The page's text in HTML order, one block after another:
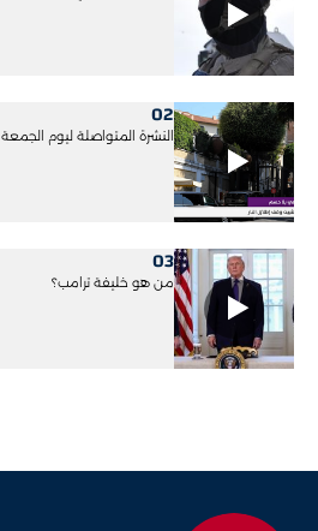
02
النشرة المتواصلة ليوم الجمعة 7 آب 2026
03
من هو خليفة ترامب؟